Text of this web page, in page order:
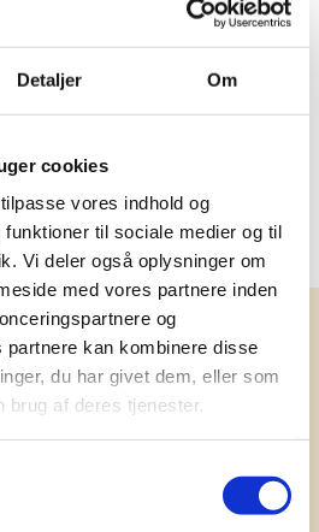
Detaljer Om
cookies
vores indhold og
til sociale medier og til
Vi deler også oplysninger om
med vores partnere inden
og
partnere kan kombinere disse
du har givet dem, eller som
brug af deres tjenester.
Myanmar
Black, White, White, Black,
2133 C, White, 2380 C, White,
186 C, White
med
tilbud, nye varer og
godt
og nyskabende gaveidéer
det der med firmagaver, og
service til en